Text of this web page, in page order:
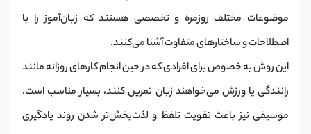
موضوعات مختلف روزمره و تخصصی هستند که زبان‌آموز را با
اصطلاحات و ساختارهای متفاوت آشنا می‌کنند.
این روش به خصوص برای افرادی که در حین انجام کارهای روزانه مانند
رانندگی یا ورزش می‌خواهند زبان تمرین کنند، بسیار مناسب است.
موسیقی نیز باعث تقویت تلفظ و لذت‌بخش‌تر شدن روند یادگیری